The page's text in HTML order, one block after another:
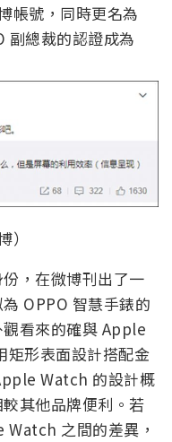
帳號，同時更名為
副總裁的認證成為
，在微博刊出了一
OPPO 智慧手錶的
看來的確與 Apple
矩形表面設計搭配金
Watch 的設計概
其他品牌便利。若
之間的差異，